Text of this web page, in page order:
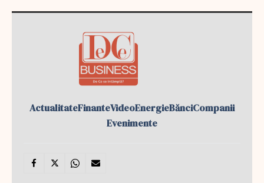
ActualitateFinanteVideoEnergieBănciCompanii
Evenimente